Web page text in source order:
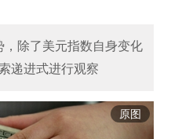
除了美元指数自身变化
递进式进行观察
原图